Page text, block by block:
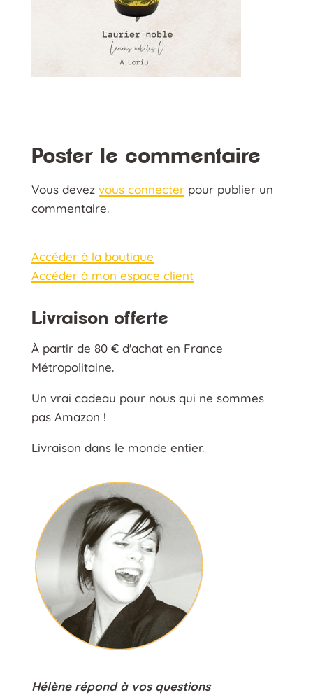
Poster le commentaire
Vous devez vous connecterpour publier un
commentaire.
Accéder à la boutique
Accéder à mon espace client
Livraison offerte
À partir de 80 € d'achat en France
Métropolitaine.
Un vrai cadeau pour nous qui ne sommes
pas Amazon !
Livraison dans le monde entier.
Hélène répond à vos questions